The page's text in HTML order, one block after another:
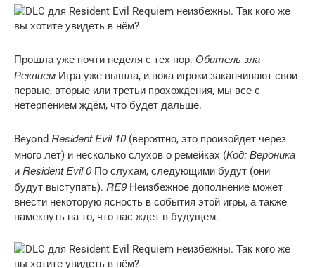
Прошла уже почти неделя с тех пор. Обитель зла
Реквием Игра уже вышла, и пока игроки заканчивают свои
первые, вторые или третьи прохождения, мы все с
нетерпением ждём, что будет дальше.
Beyond Resident Evil 10(вероятно, это произойдет через
много лет) и несколько слухов о ремейках (Код: Вероника
и Resident Evil 0 По слухам, следующими будут (они
будут выступать). RE9 Неизбежное дополнение может
внести некоторую ясность в события этой игры, а также
намекнуть на то, что нас ждет в будущем.